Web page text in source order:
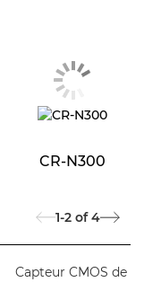
CR-N300
1-2 of 4
Capteur CMOS de